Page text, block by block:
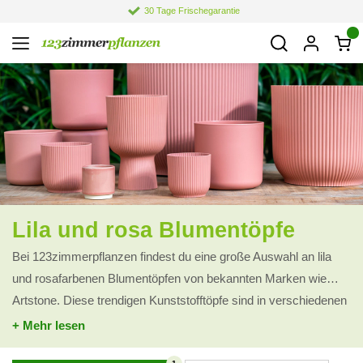
30 Tage Frischegarantie
Lila und rosa Blumentöpfe
Bei 123zimmerpflanzen findest du eine große Auswahl an lila
und rosafarbenen Blumentöpfen von bekannten Marken wie
Artstone. Diese trendigen Kunststofftöpfe sind in verschiedenen
Modellen und Formen erhältlich, sodass du immer den
+ Mehr lesen